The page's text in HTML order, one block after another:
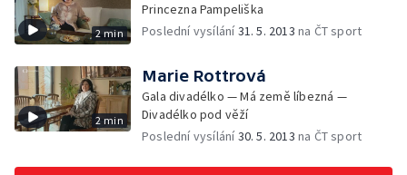
2 min
Princezna Pampeliška
Poslední vysílání31. 5. 2013 na ČT sport
2 min
Marie Rottrová
Gala divadélko — Má země líbezná —
Divadélko pod věží
Poslední vysílání30. 5. 2013 na ČT sport